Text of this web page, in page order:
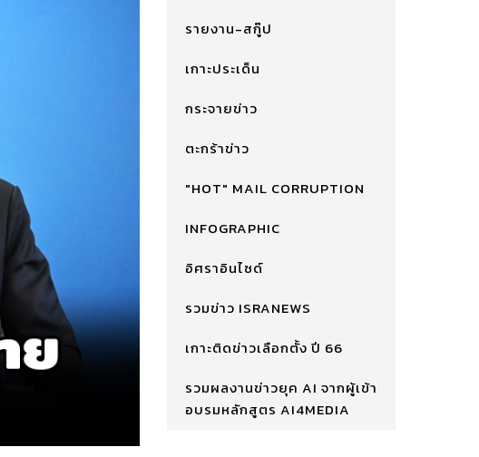
รายงาน-สกู๊ป
เกาะประเด็น
กระจายข่าว
ตะกร้าข่าว
"HOT" MAIL CORRUPTION
INFOGRAPHIC
อิศราอินไซด์
รวมข่าว ISRANEWS
เกาะติดข่าวเลือกตั้ง ปี 66
รวมผลงานข่าวยุค AI จากผู้เข้า
อบรมหลักสูตร AI4MEDIA